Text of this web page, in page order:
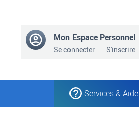
Mon Espace Personnel
Se connecter S'inscrire
Services & Aide